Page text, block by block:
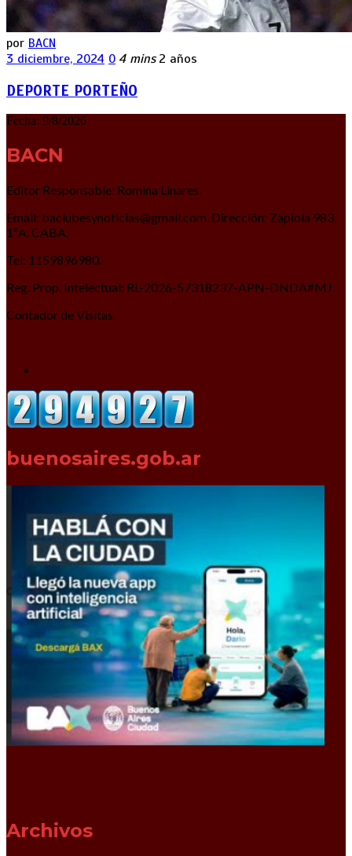
por BACN
3 diciembre, 2024 0 4 mins 2 años
DEPORTE PORTEÑO
Fecha: 9/8/2026
BACN
Editor Responsable: Romina Linares.
Email: baclubesynoticias@gmail.com. Dirección: Zapiola 983,
1ºA. CABA.
Tel: 1159896980.
Reg. Prop. Intelectual: RL-2026-57318237-APN-DNDA#MJ
Contador de Visitas
buenosaires.gob.ar
Archivos